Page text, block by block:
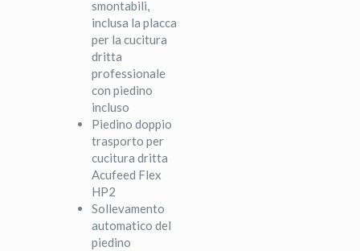
smontabili,
inclusa la placca
per la cucitura
dritta
professionale
con piedino
incluso
Piedino doppio
trasporto per
cucitura dritta
Acufeed Flex
HP2
Sollevamento
automatico del
piedino